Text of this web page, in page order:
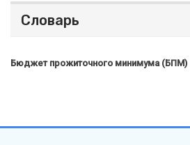
Словарь
Бюджет прожиточного минимума (БПМ)